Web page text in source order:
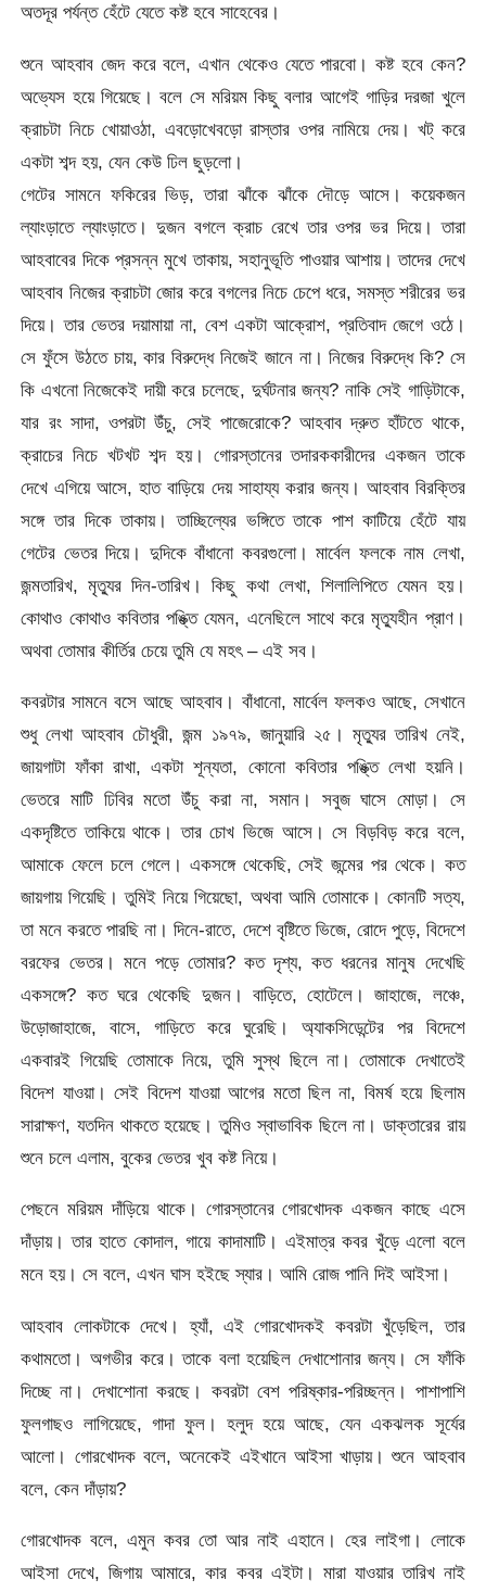
অতদূর পর্যন্ত হেঁটে যেতে কষ্ট হবে সাহেবের।
শুনে আহবাব জেদ করে বলে, এখান থেকেও যেতে পারবো। কষ্ট হবে কেন?
অভ্যেস হয়ে গিয়েছে। বলে সে মরিয়ম কিছু বলার আগেই গাড়ির দরজা খুলে
ক্রাচটা নিচে খোয়াওঠা, এবড়োখেবড়ো রাস্তার ওপর নামিয়ে দেয়। খট্ করে
একটা শব্দ হয়, যেন কেউ ঢিল ছুড়লো।
গেটের সামনে ফকিরের ভিড়, তারা ঝাঁকে ঝাঁকে দৌড়ে আসে। কয়েকজন
ল্যাংড়াতে ল্যাংড়াতে। দুজন বগলে ক্রাচ রেখে তার ওপর ভর দিয়ে। তারা
আহবাবের দিকে প্রসন্ন মুখে তাকায়, সহানুভূতি পাওয়ার আশায়। তাদের দেখে
আহবাব নিজের ক্রাচটা জোর করে বগলের নিচে চেপে ধরে, সমস্ত শরীরের ভর
দিয়ে। তার ভেতর দয়ামায়া না, বেশ একটা আক্রোশ, প্রতিবাদ জেগে ওঠে।
সে ফুঁসে উঠতে চায়, কার বিরুদ্ধে নিজেই জানে না। নিজের বিরুদ্ধে কি? সে
কি এখনো নিজেকেই দায়ী করে চলেছে, দুর্ঘটনার জন্য? নাকি সেই গাড়িটাকে,
যার রং সাদা, ওপরটা উঁচু, সেই পাজেরোকে? আহবাব দ্রুত হাঁটতে থাকে,
ক্রাচের নিচে খটখট শব্দ হয়। গোরস্তানের তদারককারীদের একজন তাকে
দেখে এগিয়ে আসে, হাত বাড়িয়ে দেয় সাহায্য করার জন্য। আহবাব বিরক্তির
সঙ্গে তার দিকে তাকায়। তাচ্ছিল্যের ভঙ্গিতে তাকে পাশ কাটিয়ে হেঁটে যায়
গেটের ভেতর দিয়ে। দুদিকে বাঁধানো কবরগুলো। মার্বেল ফলকে নাম লেখা,
জন্মতারিখ, মৃত্যুর দিন-তারিখ। কিছু কথা লেখা, শিলালিপিতে যেমন হয়।
কোথাও কোথাও কবিতার পঙ্ক্তি যেমন, এনেছিলে সাথে করে মৃত্যুহীন প্রাণ।
অথবা তোমার কীর্তির চেয়ে তুমি যে মহৎ – এই সব।
কবরটার সামনে বসে আছে আহবাব। বাঁধানো, মার্বেল ফলকও আছে, সেখানে
শুধু লেখা আহবাব চৌধুরী, জন্ম ১৯৭৯, জানুয়ারি ২৫। মৃত্যুর তারিখ নেই,
জায়গাটা ফাঁকা রাখা, একটা শূন্যতা, কোনো কবিতার পঙ্ক্তি লেখা হয়নি।
ভেতরে মাটি ঢিবির মতো উঁচু করা না, সমান। সবুজ ঘাসে মোড়া। সে
একদৃষ্টিতে তাকিয়ে থাকে। তার চোখ ভিজে আসে। সে বিড়বিড় করে বলে,
আমাকে ফেলে চলে গেলে। একসঙ্গে থেকেছি, সেই জন্মের পর থেকে। কত
জায়গায় গিয়েছি। তুমিই নিয়ে গিয়েছো, অথবা আমি তোমাকে। কোনটি সত্য,
তা মনে করতে পারছি না। দিনে-রাতে, দেশে বৃষ্টিতে ভিজে, রোদে পুড়ে, বিদেশে
বরফের ভেতর। মনে পড়ে তোমার? কত দৃশ্য, কত ধরনের মানুষ দেখেছি
একসঙ্গে? কত ঘরে থেকেছি দুজন। বাড়িতে, হোটেলে। জাহাজে, লঞ্চে,
উড়োজাহাজে, বাসে, গাড়িতে করে ঘুরেছি। অ্যাকসিডেন্টের পর বিদেশে
একবারই গিয়েছি তোমাকে নিয়ে, তুমি সুস্থ ছিলে না। তোমাকে দেখাতেই
বিদেশ যাওয়া। সেই বিদেশ যাওয়া আগের মতো ছিল না, বিমর্ষ হয়ে ছিলাম
সারাক্ষণ, যতদিন থাকতে হয়েছে। তুমিও স্বাভাবিক ছিলে না। ডাক্তারের রায়
শুনে চলে এলাম, বুকের ভেতর খুব কষ্ট নিয়ে।
পেছনে মরিয়ম দাঁড়িয়ে থাকে। গোরস্তানের গোরখোদক একজন কাছে এসে
দাঁড়ায়। তার হাতে কোদাল, গায়ে কাদামাটি। এইমাত্র কবর খুঁড়ে এলো বলে
মনে হয়। সে বলে, এখন ঘাস হইছে স্যার। আমি রোজ পানি দিই আইসা।
আহবাব লোকটাকে দেখে। হ্যাঁ, এই গোরখোদকই কবরটা খুঁড়েছিল, তার
কথামতো। অগভীর করে। তাকে বলা হয়েছিল দেখাশোনার জন্য। সে ফাঁকি
দিচ্ছে না। দেখাশোনা করছে। কবরটা বেশ পরিষ্কার-পরিচ্ছন্ন। পাশাপাশি
ফুলগাছও লাগিয়েছে, গাদা ফুল। হলুদ হয়ে আছে, যেন একঝলক সূর্যের
আলো। গোরখোদক বলে, অনেকেই এইখানে আইসা খাড়ায়। শুনে আহবাব
বলে, কেন দাঁড়ায়?
গোরখোদক বলে, এমুন কবর তো আর নাই এহানে। হের লাইগা। লোকে
আইসা দেখে, জিগায় আমারে, কার কবর এইটা। মারা যাওয়ার তারিখ নাই